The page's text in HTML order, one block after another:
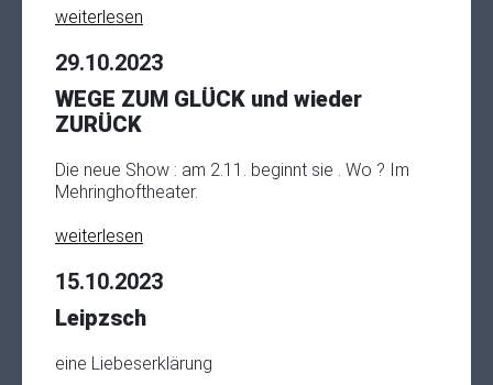
weiterlesen
29.10.2023
WEGE ZUM GLÜCK und wieder
ZURÜCK
Die neue Show : am 2.11. beginnt sie . Wo ? Im
Mehringhoftheater.
weiterlesen
15.10.2023
Leipzsch
eine Liebeserklärung